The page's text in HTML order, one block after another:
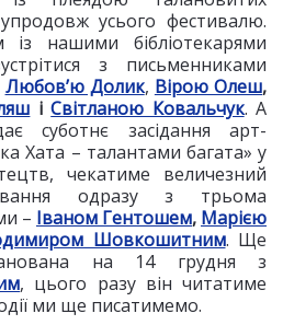
усього фестивалю.
із нашими бібліотекарями
з письменниками
Любов’ю Долик, Вірою Олеш,
іСвітланою Ковальчук. А
суботнє засідання арт-
Хата – талантами багата» у
чекатиме величезний
одразу з трьома
– Іваном Гентошем, Марією
Шовкошитним. Ще
на 14 грудня з
, цього разу він читатиме
ми ще писатимемо.